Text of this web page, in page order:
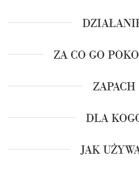
ZA CO GO
ZAPACH
DLA
JAK